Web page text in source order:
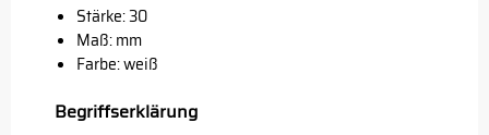
Stärke: 30
Maß: mm
Farbe: weiß
Begriffserklärung